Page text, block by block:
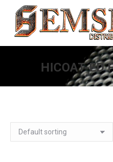
HICOAT-ED